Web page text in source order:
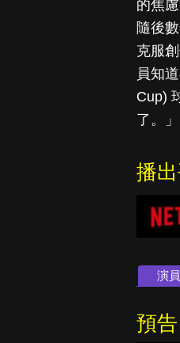
的焦
隨後
克服
員知
Cup)
了。」
播
演
預告